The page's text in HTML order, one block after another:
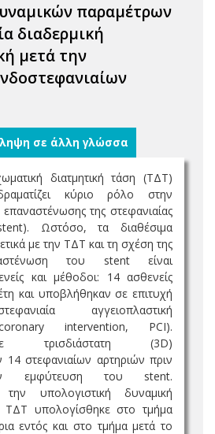
παραμέτρων
διαδερμική
μετά την
σε άλλη γλώσσα
διατμητική τάση (ΤΔΤ)
κύριο ρόλο στην
της στεφανιαίας
Ωστόσο, τα διαθέσιμα
με την ΤΔΤ και τη σχέση της
του stent είναι
και μέθοδοι: 14 ασθενείς
και υποβλήθηκαν σε επιτυχή
αγγειοπλαστική
intervention, PCI).
τρισδιάστατη (3D)
14 στεφανιαίων αρτηριών πριν
εμφύτευση του stent.
την υπολογιστική δυναμική
υπολογίσθηκε στο τμήμα
εντός και στο τμήμα μετά το